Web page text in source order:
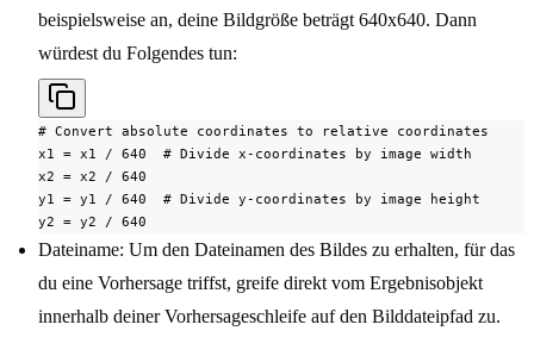
beispielsweise an, deine Bildgröße beträgt 640x640. Dann
würdest du Folgendes tun:
# Convert absolute coordinates to relative coordinates
x1 = x1 / 640  # Divide x-coordinates by image width
x2 = x2 / 640
y1 = y1 / 640  # Divide y-coordinates by image height
y2 = y2 / 640
Dateiname: Um den Dateinamen des Bildes zu erhalten, für das
du eine Vorhersage triffst, greife direkt vom Ergebnisobjekt
innerhalb deiner Vorhersageschleife auf den Bilddateipfad zu.